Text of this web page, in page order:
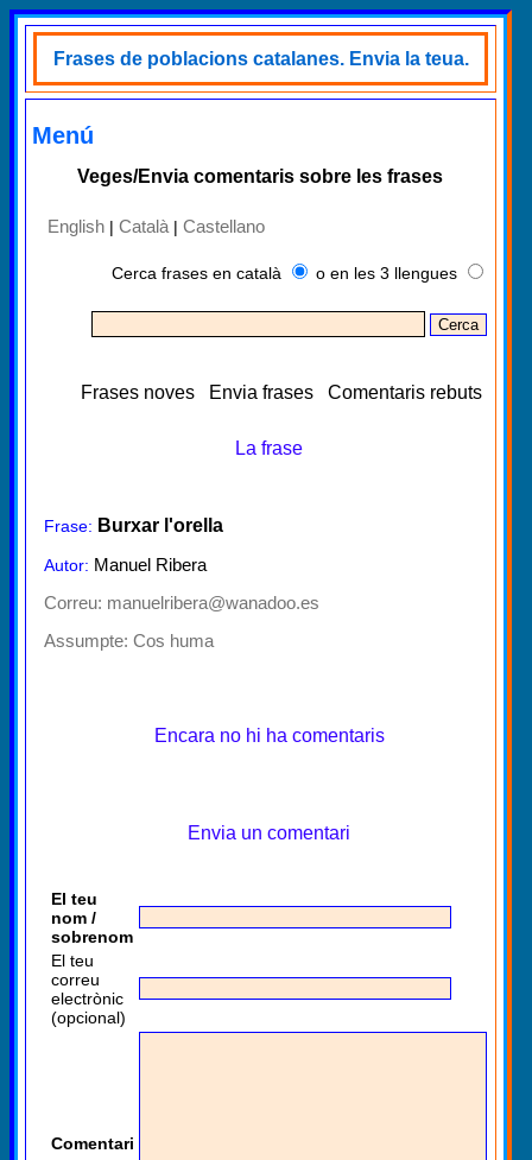
Frases de poblacions catalanes. Envia la teua.
Menú
Veges/Envia comentaris sobre les frases
English | Català | Castellano
Cerca frases en català o en les 3 llengues
Frases noves Envia frases Comentaris rebuts
La frase
Frase: Burxar l'orella
Autor: Manuel Ribera
Correu: manuelribera@wanadoo.es
Assumpte: Cos huma
Encara no hi ha comentaris
Envia un comentari
El teu
nom /
sobrenom
El teu
correu
electrònic
(opcional)
Comentari